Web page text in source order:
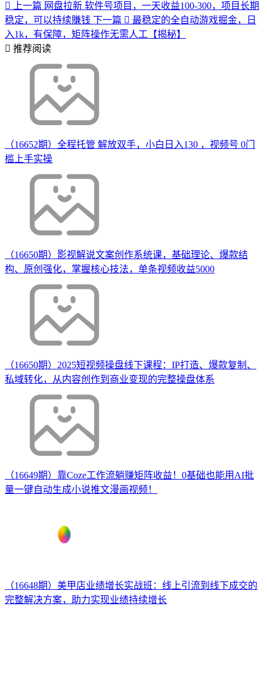
上一篇 网盘拉新 软件号项目，一天收益100-300，项目长期
稳定，可以持续賺钱 下一篇
最稳定的全自动游戏掘金，日
入1k，有保障，矩阵操作无需人工【揭秘】
推荐阅读
（16652期）全程托管 解放双手，小白日入130 ，视频号 0门
槛上手实操
（16650期）影视解说文案创作系统课，基础理论、爆款结
构、原创强化，掌握核心技法，单条视频收益5000
（16650期）2025短视频操盘线下课程：IP打造、爆款复制、
私域转化，从内容创作到商业变现的完整操盘体系
（16649期）靠Coze工作流躺赚矩阵收益！0基础也能用AI批
量一键自动生成小说推文漫画视频！
（16648期）美甲店业绩增长实战班：线上引流到线下成交的
完整解决方案，助力实现业绩持续增长